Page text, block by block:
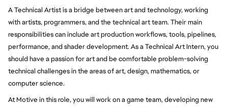
A Technical Artist is a bridge between art and technology, working
with artists, programmers, and the technical art team. Their main
responsibilities can include art production workflows, tools, pipelines,
performance, and shader development. As a Technical Art Intern, you
should have a passion for art and be comfortable problem-solving
technical challenges in the areas of art, design, mathematics, or
computer science.
At Motive in this role, you will work on a game team, developing new